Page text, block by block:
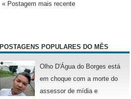
« Postagem mais recente
POSTAGENS POPULARES DO MÊS
Olho D'Água do Borges está
em choque com a morte do
assessor de mídia e